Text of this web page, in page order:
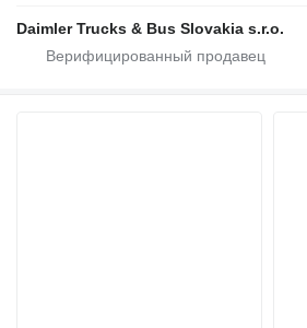
Daimler Trucks & Bus Slovakia s.r.o.